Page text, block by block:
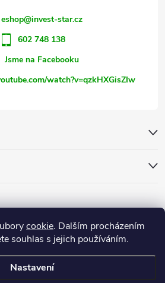
cookie. Dalším procházením
souhlas s jejich používáním.
Nastavení
eshop@invest-star.cz
602 748 138
Jsme na Facebooku
watch?v=qzkHXGisZIw